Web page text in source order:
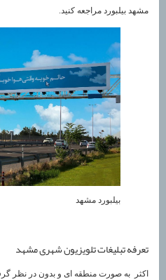
مشهد بیلبورد مراجعه کنید.
بیلبورد مشهد
تعرفه تبلیغات تلویزیون شهری مشهد
اکثر به صورت منطقه ای و بدون در نظر